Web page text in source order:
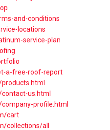
and-conditions
locations
service-plan
a-free-roof-report
us.html
profile.html
cart
collections/all